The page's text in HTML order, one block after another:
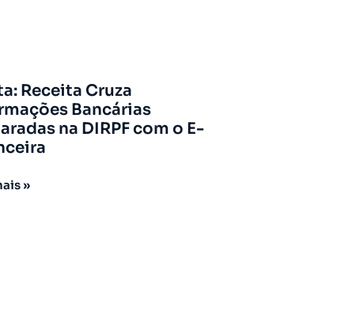
Receita Cruza
Bancárias
na DIRPF com o E-
»